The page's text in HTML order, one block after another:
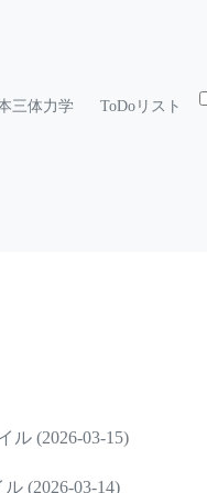
三体力学 ToDoリスト
ル (2026-03-15)
(2026-03-14)